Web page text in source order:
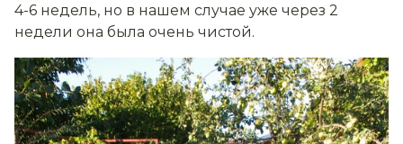
4-6 недель, но в нашем случае уже через 2
недели она была очень чистой.